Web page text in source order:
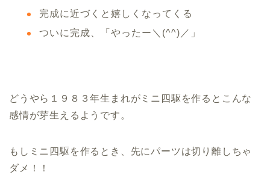
完成に近づくと嬉しくなってくる
ついに完成、「やったー＼(^^)／」
どうやら１９８３年生まれがミニ四駆を作るとこんな
感情が芽生えるようです。
もしミニ四駆を作るとき、先にパーツは切り離しちゃ
ダメ！！